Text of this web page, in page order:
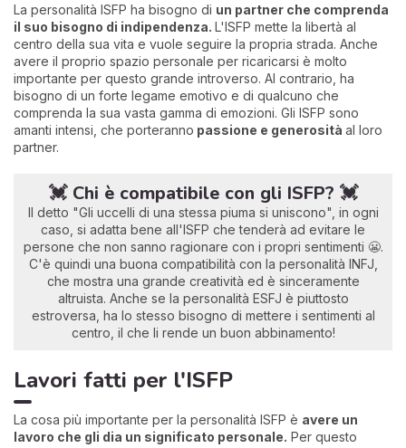
La personalità ISFP ha bisogno di un partner che comprenda
il suo bisogno di indipendenza. L'ISFP mette la libertà al
centro della sua vita e vuole seguire la propria strada. Anche
avere il proprio spazio personale per ricaricarsi è molto
importante per questo grande introverso. Al contrario, ha
bisogno di un forte legame emotivo e di qualcuno che
comprenda la sua vasta gamma di emozioni. Gli ISFP sono
amanti intensi, che porteranno passione e generosità al loro
partner.
💓 Chi è compatibile con gli ISFP? 💓
Il detto "Gli uccelli di una stessa piuma si uniscono", in ogni
caso, si adatta bene all'ISFP che tenderà ad evitare le
persone che non sanno ragionare con i propri sentimenti 😬.
C'è quindi una buona compatibilità con la personalità INFJ,
che mostra una grande creatività ed è sinceramente
altruista. Anche se la personalità ESFJ è piuttosto
estroversa, ha lo stesso bisogno di mettere i sentimenti al
centro, il che li rende un buon abbinamento!
Lavori fatti per l'ISFP
La cosa più importante per la personalità ISFP è avere un
lavoro che gli dia un significato personale. Per questo